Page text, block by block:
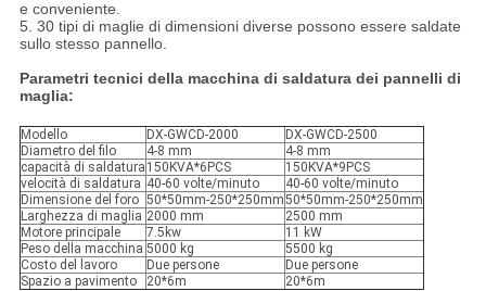
e conveniente.
5. 30 tipi di maglie di dimensioni diverse possono essere saldate
sullo stesso pannello.
Parametri tecnici della macchina di saldatura dei pannelli di
maglia:
Modello DX-GWCD-2000
DX-GWCD-2500
Diametro del filo
4-8 mm
4-8 mm
capacità di saldatura 150KVA*6PCS
150KVA*9PCS
velocità di saldatura 40-60 volte/minuto
40-60 volte/minuto
Dimensione del foro 50*50mm-250*250mm50*50mm-250*250mm
Larghezza di maglia 2000 mm
2500 mm
Motore principale
7.5kw
11 kW
Peso della macchina 5000 kg
5500 kg
Costo del lavoro
Due persone
Due persone
Spazio a pavimento
20*6m 20*6m